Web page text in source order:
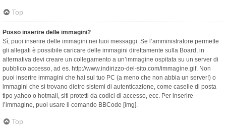
Top
Posso inserire delle immagini?
Sì, puoi inserire delle immagini nei tuoi messaggi. Se l’amministratore permette
gli allegati è possibile caricare delle immagini direttamente sulla Board; in
alternativa devi creare un collegamento a un’immagine ospitata su un server di
pubblico accesso, ad es. http://www.indirizzo-del-sito.com/immagine.gif. Non
puoi inserire immagini che hai sul tuo PC (a meno che non abbia un server!) o
immagini che si trovano dietro sistemi di autenticazione, come caselle di posta
tipo yahoo o hotmail, siti protetti da codici di accesso, ecc. Per inserire
l’immagine, puoi usare il comando BBCode [img].
Top